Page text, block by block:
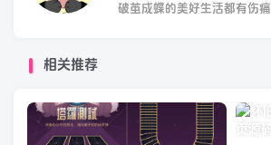
破茧成蝶的美好生活都有伤痛
相关推荐